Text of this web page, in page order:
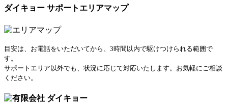
ダイキョー サポートエリアマップ
目安は、お電話をいただいてから、3時間以内で駆けつけられる範囲で
す。
サポートエリア以外でも、状況に応じて対応いたします。お気軽にご相談
ください。